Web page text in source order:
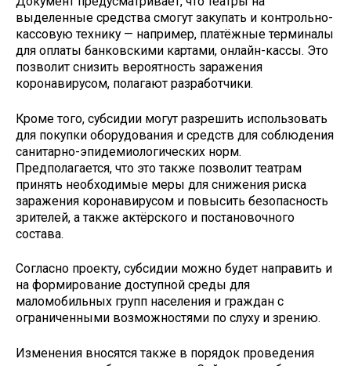
выделенные средства смогут закупать и контрольно-
кассовую технику — например, платёжные терминалы
для оплаты банковскими картами, онлайн-кассы. Это
позволит снизить вероятность заражения
коронавирусом, полагают разработчики.
Кроме того, субсидии могут разрешить использовать
для покупки оборудования и средств для соблюдения
санитарно-эпидемиологических норм.
Предполагается, что это также позволит театрам
принять необходимые меры для снижения риска
заражения коронавирусом и повысить безопасность
зрителей, а также актёрского и постановочного
состава.
Согласно проекту, субсидии можно будет направить и
на формирование доступной среды для
маломобильных групп населения и граждан с
ограниченными возможностями по слуху и зрению.
Изменения вносятся также в порядок проведения